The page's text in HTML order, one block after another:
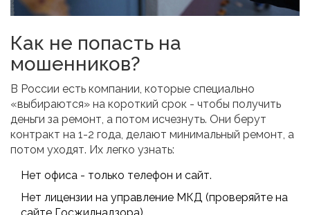
Как не попасть на
мошенников?
В России есть компании, которые специально
«выбираются» на короткий срок - чтобы получить
деньги за ремонт, а потом исчезнуть. Они берут
контракт на 1-2 года, делают минимальный ремонт, а
потом уходят. Их легко узнать:
Нет офиса - только телефон и сайт.
Нет лицензии на управление МКД (проверяйте на
сайте Госжилнадзора).